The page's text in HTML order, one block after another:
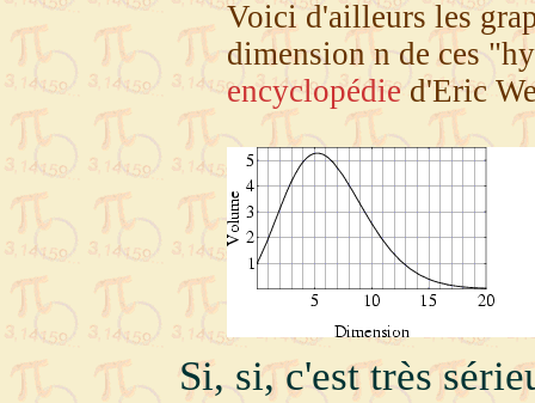
Voici d'ailleurs les
dimension n de ces
encyclopédie d'Eric
Si, si, c'est très